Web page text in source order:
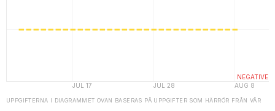
UPPGIFTERNA I DIAGRAMMET OVAN BASERAS PÅ UPPGIFTER SOM HÄRRÖR FRÅN VÅR